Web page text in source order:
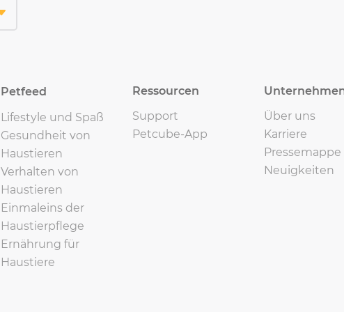
Petfeed
Lifestyle und Spaß
Gesundheit von
Haustieren
Verhalten von
Haustieren
Einmaleins der
Haustierpflege
Ernährung für
Haustiere
Ressourcen
Support
Petcube-App
Über uns
Karriere
Pressemappe
Neuigkeiten